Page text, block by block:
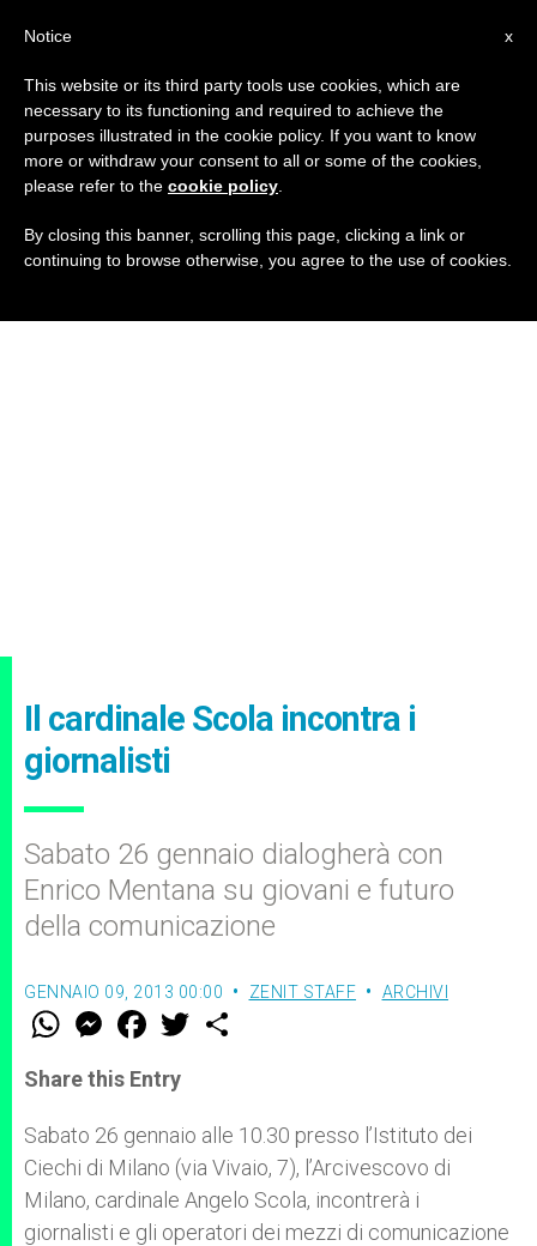
Il cardinale Scola incontra i
giornalisti
Sabato 26 gennaio dialogherà con
Enrico Mentana su giovani e futuro
della comunicazione
GENNAIO 09, 2013 00:00 ZENIT STAFF ARCHIVI
W
t
s
p
p
M
e
s
e
g
e
r
F
a
e
b
o
k
w
r
Share this Entry
Sabato 26 gennaio alle 10.30 presso l’Istituto dei
Ciechi di Milano (via Vivaio, 7), l’Arcivescovo di
Milano, cardinale Angelo Scola, incontrerà i
giornalisti e gli operatori dei mezzi di comunicazione
x
Notice
This website or its third party tools use cookies, which are
necessary to its functioning and required to achieve the
purposes illustrated in the cookie policy. If you want to know
more or withdraw your consent to all or some of the cookies,
please refer to the cookie policy
By closing this banner, scrolling this page, clicking a link or
continuing to browse otherwise, you agree to the use of cookies.